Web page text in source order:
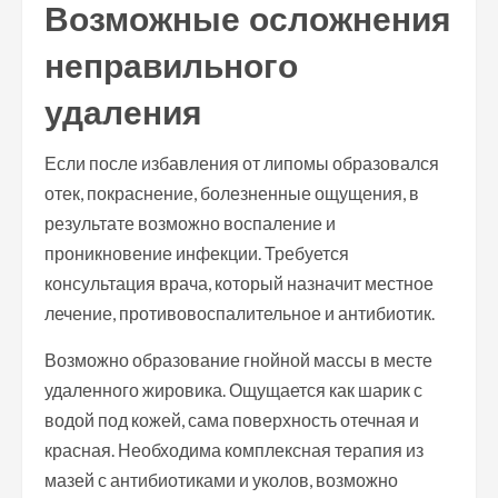
Возможные осложнения
неправильного
удаления
Если после избавления от липомы образовался
отек, покраснение, болезненные ощущения, в
результате возможно воспаление и
проникновение инфекции. Требуется
консультация врача, который назначит местное
лечение, противовоспалительное и антибиотик.
Возможно образование гнойной массы в месте
удаленного жировика. Ощущается как шарик с
водой под кожей, сама поверхность отечная и
красная. Необходима комплексная терапия из
мазей с антибиотиками и уколов, возможно